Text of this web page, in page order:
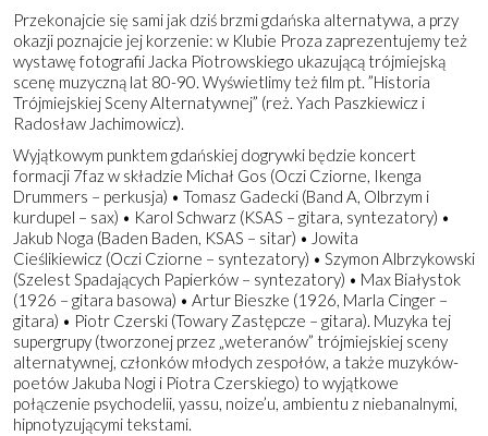
Przekonajcie się sami jak dziś brzmi gdańska alternatywa, a przy
okazji poznajcie jej korzenie: w Klubie Proza zaprezentujemy też
wystawę fotografii Jacka Piotrowskiego ukazującą trójmiejską
scenę muzyczną lat 80-90. Wyświetlimy też film pt. ”Historia
Trójmiejskiej Sceny Alternatywnej” (reż. Yach Paszkiewicz i
Radosław Jachimowicz).
Wyjątkowym punktem gdańskiej dogrywki będzie koncert
formacji 7faz w składzie Michał Gos (Oczi Cziorne, Ikenga
Drummers – perkusja) • Tomasz Gadecki (Band A, Olbrzym i
kurdupel – sax) • Karol Schwarz (KSAS – gitara, syntezatory) •
Jakub Noga (Baden Baden, KSAS – sitar) • Jowita
Cieślikiewicz (Oczi Cziorne – syntezatory) • Szymon Albrzykowski
(Szelest Spadających Papierków – syntezatory) • Max Białystok
(1926 – gitara basowa) • Artur Bieszke (1926, Marla Cinger –
gitara) • Piotr Czerski (Towary Zastępcze – gitara). Muzyka tej
supergrupy (tworzonej przez „weteranów” trójmiejskiej sceny
alternatywnej, członków młodych zespołów, a także muzyków-
poetów Jakuba Nogi i Piotra Czerskiego) to wyjątkowe
połączenie psychodelii, yassu, noize’u, ambientu z niebanalnymi,
hipnotyzującymi tekstami.